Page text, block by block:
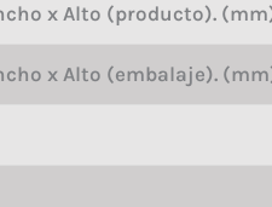
x Alto (producto).
x Alto (embalaje).